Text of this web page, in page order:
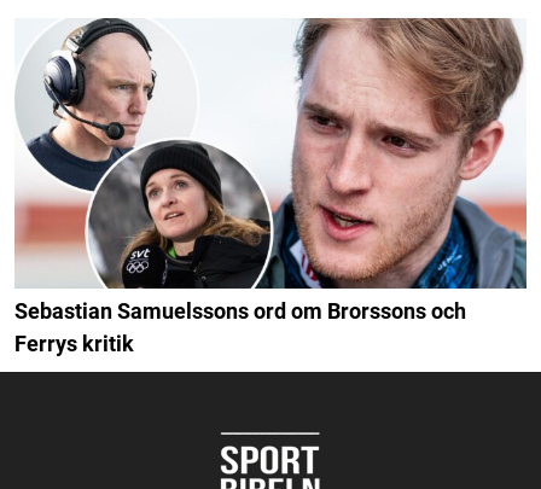
Sebastian Samuelssons ord om Brorssons och
Ferrys kritik